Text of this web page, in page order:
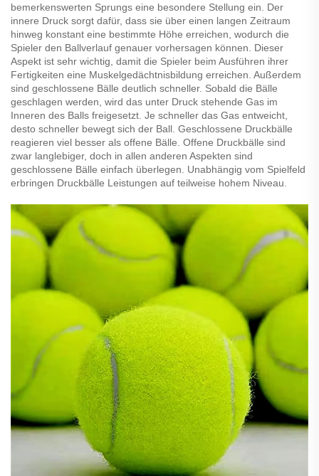
bemerkenswerten Sprungs eine besondere Stellung ein. Der
innere Druck sorgt dafür, dass sie über einen langen Zeitraum
hinweg konstant eine bestimmte Höhe erreichen, wodurch die
Spieler den Ballverlauf genauer vorhersagen können. Dieser
Aspekt ist sehr wichtig, damit die Spieler beim Ausführen ihrer
Fertigkeiten eine Muskelgedächtnisbildung erreichen. Außerdem
sind geschlossene Bälle deutlich schneller. Sobald die Bälle
geschlagen werden, wird das unter Druck stehende Gas im
Inneren des Balls freigesetzt. Je schneller das Gas entweicht,
desto schneller bewegt sich der Ball. Geschlossene Druckbälle
reagieren viel besser als offene Bälle. Offene Druckbälle sind
zwar langlebiger, doch in allen anderen Aspekten sind
geschlossene Bälle einfach überlegen. Unabhängig vom Spielfeld
erbringen Druckbälle Leistungen auf teilweise hohem Niveau.